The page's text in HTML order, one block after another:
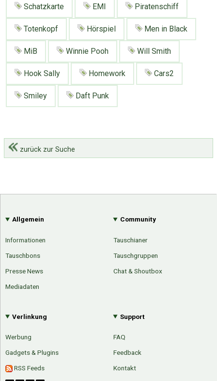
Kategoriewolke
Tagwolke
Schatzkarte EMI Piratenschiff
Totenkopf Hörspiel Men in Black
MiB Winnie Pooh Will Smith
Hook Sally Homework Cars2
Smiley Daft Punk
zurück zur Suche
Allgemein
Informationen
Tauschbons
Presse News
Mediadaten
Community
Tauschianer
Tauschgruppen
Chat & Shoutbox
Verlinkung
Werbung
Gadgets & Plugins
RSS Feeds
Support
FAQ
Feedback
Kontakt